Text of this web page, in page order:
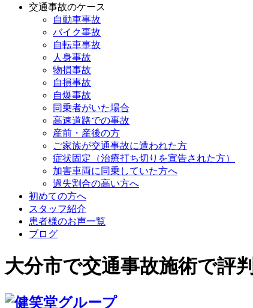
交通事故のケース
自動車事故
バイク事故
自転車事故
人身事故
物損事故
自損事故
自爆事故
同乗者がいた場合
高速道路での事故
産前・産後の方
ご家族が交通事故に遭われた方
症状固定（治療打ち切りを宣告された方）
加害車両に同乗していた方へ
過失割合の高い方へ
初めての方へ
スタッフ紹介
患者様のお声一覧
ブログ
大分市で交通事故施術で評